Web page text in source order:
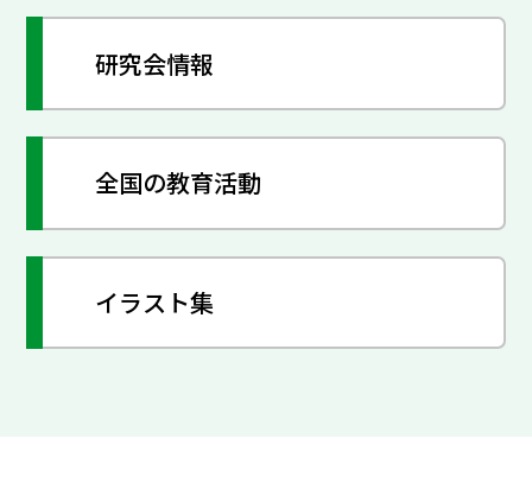
研究会情報
全国の教育活動
イラスト集